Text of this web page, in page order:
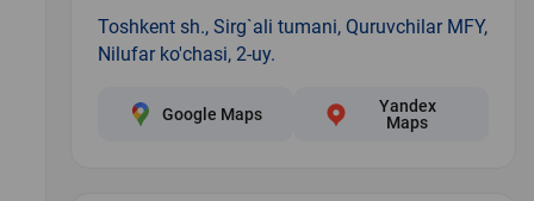
Toshkent sh., Sirg`ali tumani, Quruvchilar MFY,
Nilufar ko'chasi, 2-uy.
Google Maps
Yandex
Maps